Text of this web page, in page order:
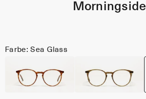
Morningside
Farbe: Sea Glass